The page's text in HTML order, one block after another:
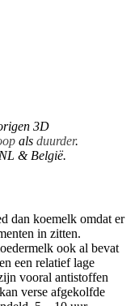
3D
als duurder.
& België.
dan koemelk omdat er
in zitten.
ook al bevat
een relatief lage
vooral antistoffen
verse afgekolfde